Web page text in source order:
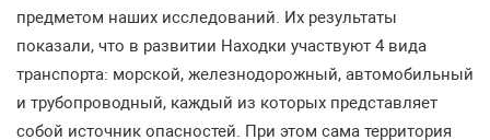
предметом наших исследований. Их результаты
показали, что в развитии Находки участвуют 4 вида
транспорта: морской, железнодорожный, автомобильный
и трубопроводный, каждый из которых представляет
собой источник опасностей. При этом сама территория